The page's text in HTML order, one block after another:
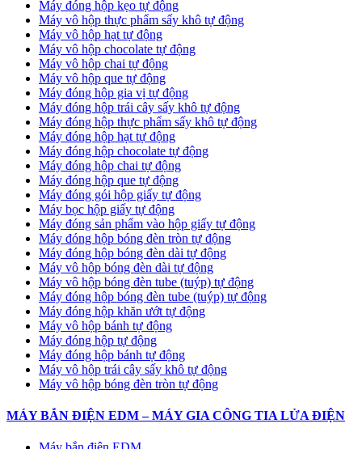
Máy đóng hộp kẹo tự động
Máy vô hộp thực phẩm sấy khô tự động
Máy vô hộp hạt tự động
Máy vô hộp chocolate tự động
Máy vô hộp chai tự động
Máy vô hộp que tự động
Máy đóng hộp gia vị tự động
Máy đóng hộp trái cây sấy khô tự động
Máy đóng hộp thực phẩm sấy khô tự động
Máy đóng hộp hạt tự động
Máy đóng hộp chocolate tự động
Máy đóng hộp chai tự động
Máy đóng hộp que tự động
Máy đóng gói hộp giấy tự động
Máy bọc hộp giấy tự động
Máy đóng sản phẩm vào hộp giấy tự động
Máy đóng hộp bóng đèn tròn tự động
Máy đóng hộp bóng đèn dài tự động
Máy vô hộp bóng đèn dài tự động
Máy vô hộp bóng đèn tube (tuýp) tự động
Máy đóng hộp bóng đèn tube (tuýp) tự động
Máy đóng hộp khăn ướt tự động
Máy vô hộp bánh tự động
Máy đóng hộp tự động
Máy đóng hộp bánh tự động
Máy vô hộp trái cây sấy khô tự động
Máy vô hộp bóng đèn tròn tự động
MÁY BẮN ĐIỆN EDM – MÁY GIA CÔNG TIA LỬA ĐIỆN